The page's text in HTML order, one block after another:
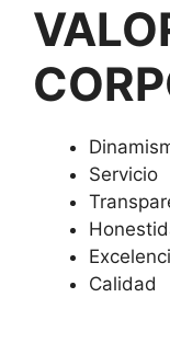
Servicio
Calidad